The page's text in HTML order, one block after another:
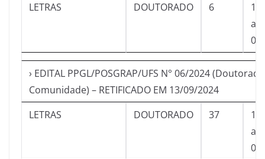
LETRAS
DOUTORADO 6
a
› EDITAL PPGL/POSGRAP/UFS N° 06/2024 (Doutorado
Comunidade) – RETIFICADO EM 13/09/2024
LETRAS
DOUTORADO 37
a